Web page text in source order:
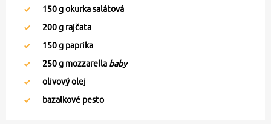
150g okurka salátová
200g rajčata
150g paprika
250g mozzarella baby
olivový olej
bazalkové pesto